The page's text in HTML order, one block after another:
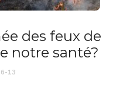
des feux de
notre santé?
13